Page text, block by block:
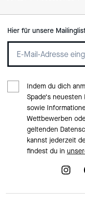
Hier für unsere
Indem du dich
Spade‘s
sowie
Wettbewerben
geltenden
kannst jederzeit
findest du in